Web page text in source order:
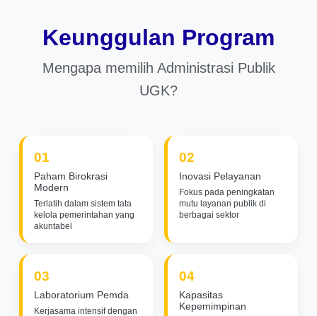
Keunggulan Program
Mengapa memilih Administrasi Publik
UGK?
01
Paham Birokrasi
Modern
Terlatih dalam sistem tata
kelola pemerintahan yang
akuntabel
02
Inovasi Pelayanan
Fokus pada peningkatan
mutu layanan publik di
berbagai sektor
03
Laboratorium Pemda
Kerjasama intensif dengan
04
Kapasitas
Kepemimpinan